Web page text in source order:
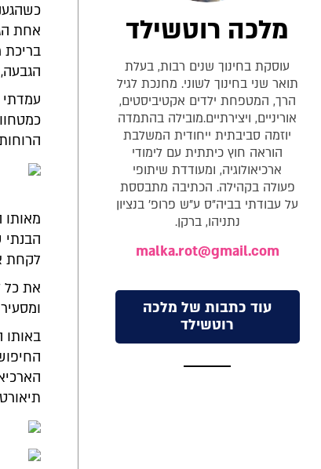
אחת
בריכת
מאותו
לקחת
את כל
באותו
מלכה רוטשילד
עוסקת בחינוך שנים רבות, בעלת
תואר שני בחינוך לשוני. מחנכת לגיל
הרך, המטפחת ילדים אקטיביסטים,
אוריניים, ויצירתיים.מובילה בהתמדה
יוזמה סביבתית ייחודית המשלבת
הוראה חוץ כיתתית עם לימודי
ארכיאולוגיה, ומעודדת שיתופי
פעולה בקהילה. הכתיבה מתבססת
על עבודתי בביה"ס ע"ש פרופ' בנציון
נתניהו, ברקן.
malka.rot@gmail.com
עוד כתבות של מלכה
רוטשילד